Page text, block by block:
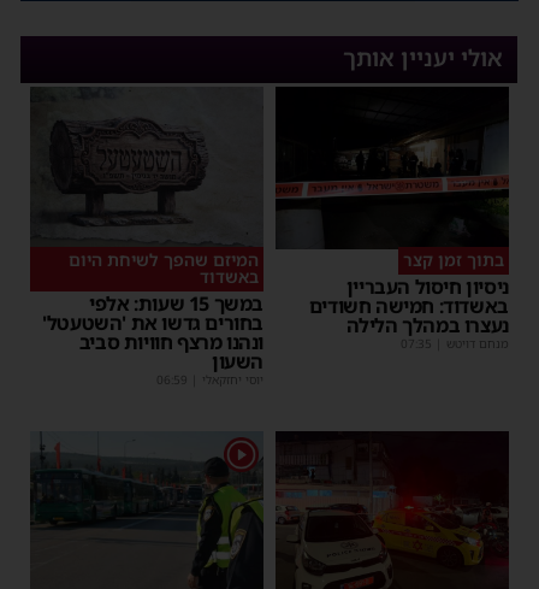
אולי יעניין אותך
בתוך זמן קצר
ניסיון חיסול העבריין
באשדוד: חמישה חשודים
נעצרו במהלך הלילה
מנחם דויטש 07:35
המיזם שהפך לשיחת היום
באשדוד
במשך 15 שעות: אלפי
בחורים גדשו את 'השטעטל'
ונהנו מרצף חוויות סביב
השעון
יוסי יחזקאלי 06:59
1